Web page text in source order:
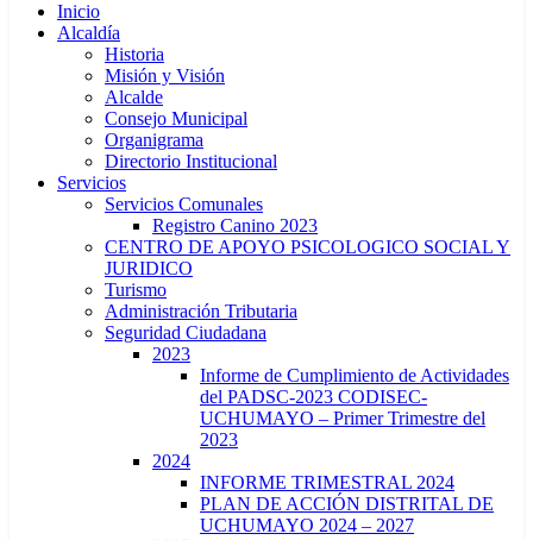
Inicio
Alcaldía
Historia
Misión y Visión
Alcalde
Consejo Municipal
Organigrama
Directorio Institucional
Servicios
Servicios Comunales
Registro Canino 2023
CENTRO DE APOYO PSICOLOGICO SOCIAL Y
JURIDICO
Turismo
Administración Tributaria
Seguridad Ciudadana
2023
Informe de Cumplimiento de Actividades
del PADSC-2023 CODISEC-
UCHUMAYO – Primer Trimestre del
2023
2024
INFORME TRIMESTRAL 2024
PLAN DE ACCIÓN DISTRITAL DE
UCHUMAYO 2024 – 2027